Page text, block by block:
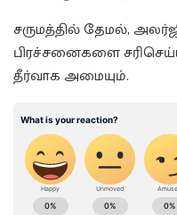
சருமத்தில் தேமல்,
பிரச்சனைகளை
தீர்வாக அமையும்.